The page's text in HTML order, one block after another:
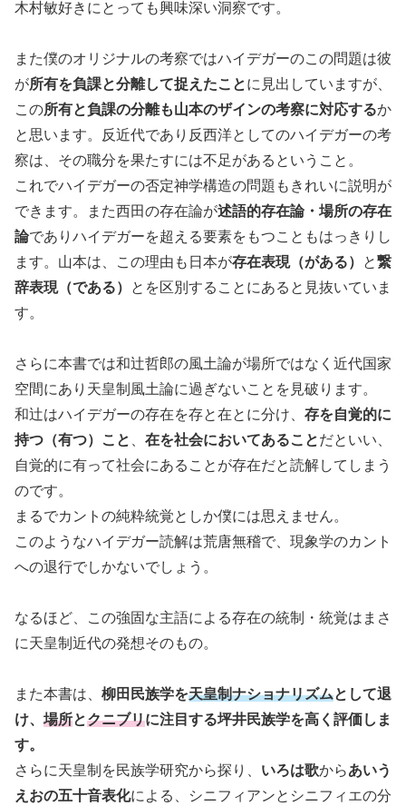
木村敏好きにとっても興味深い洞察です。
また僕のオリジナルの考察ではハイデガーのこの問題は彼
が所有を負課と分離して捉えたことに見出していますが、
この所有と負課の分離も山本のザインの考察に対応するか
と思います。反近代であり反西洋としてのハイデガーの考
察は、その職分を果たすには不足があるということ。
これでハイデガーの否定神学構造の問題もきれいに説明が
できます。また西田の存在論が述語的存在論・場所の存在
論でありハイデガーを超える要素をもつこともはっきりし
ます。山本は、この理由も日本が存在表現（がある） と繋
辞表現（である）
とを区別することにあると見抜いていま
す。
さらに本書では和辻哲郎の風土論が場所ではなく近代国家
空間にあり天皇制風土論に過ぎないことを見破ります。
和辻はハイデガーの存在を存と在とに分け、 存を自覚的に
持つ（有つ）こと
在を社会においてあることだといい、
自覚的に有って社会にあることが存在だと読解してしまう
のです。
まるでカントの純粋統覚としか僕には思えません。
このようなハイデガー読解は荒唐無稽で、現象学のカント
への退行でしかないでしょう。
なるほど、この強固な主語による存在の統制・統覚はまさ
に天皇制近代の発想そのもの。
また本書は、 柳田民族学を天皇制ナショナリズムとして退
け、 場所とクニブリに注目する坪井民族学を高く評価しま
す。
さらに天皇制を民族学研究から探り、 いろは歌からあいう
えおの五十音表化による、シニフィアンとシニフィエの分